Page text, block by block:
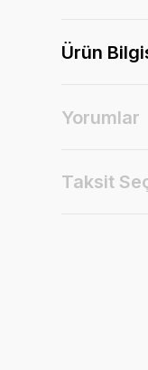
Ürün
Yorumlar
Taksit